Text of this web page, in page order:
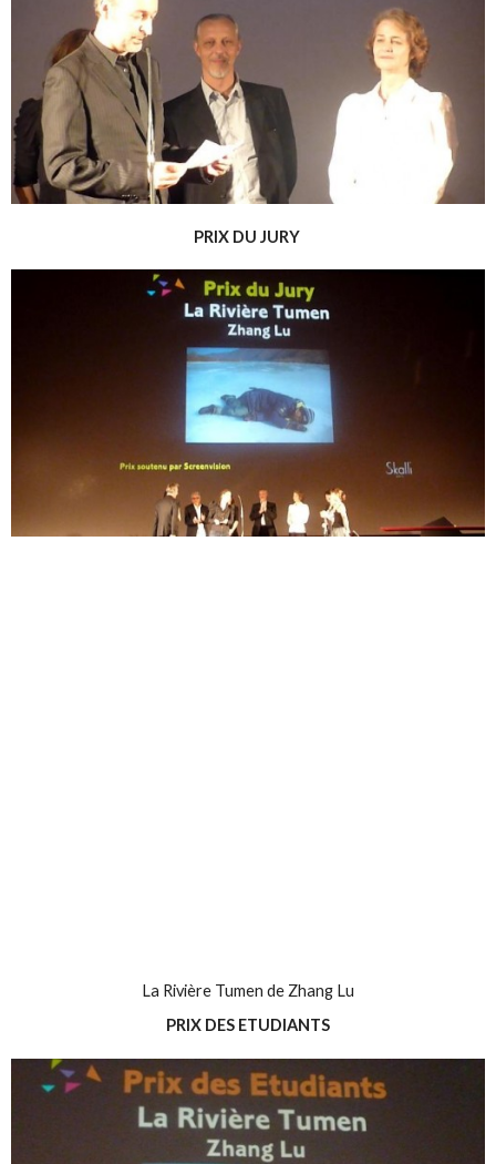
PRIX DU JURY
La Rivière Tumen de Zhang Lu
PRIX DES ETUDIANTS